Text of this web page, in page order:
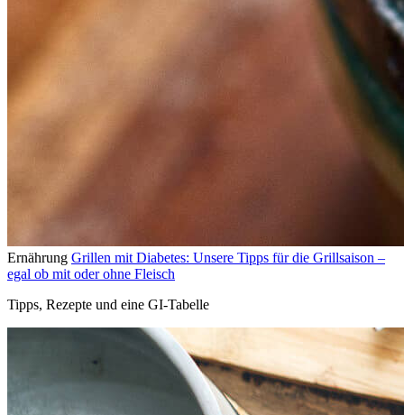
Ernährung Grillen mit Diabetes: Unsere Tipps für die Grillsaison –
egal ob mit oder ohne Fleisch
Tipps, Rezepte und eine GI-Tabelle